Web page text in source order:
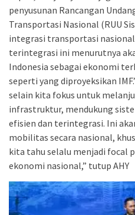
penyusunan Rancangan
Transportasi Nasional (RUU
integrasi transportasi
terintegrasi ini menurutnya
Indonesia sebagai ekonomi
seperti yang diproyeksikan
selain kita fokus untuk
infrastruktur, mendukung
efisien dan terintegrasi. Ini
mobilitas secara nasional,
kita tahu selalu menjadi focal
ekonomi nasional,” tutup AHY